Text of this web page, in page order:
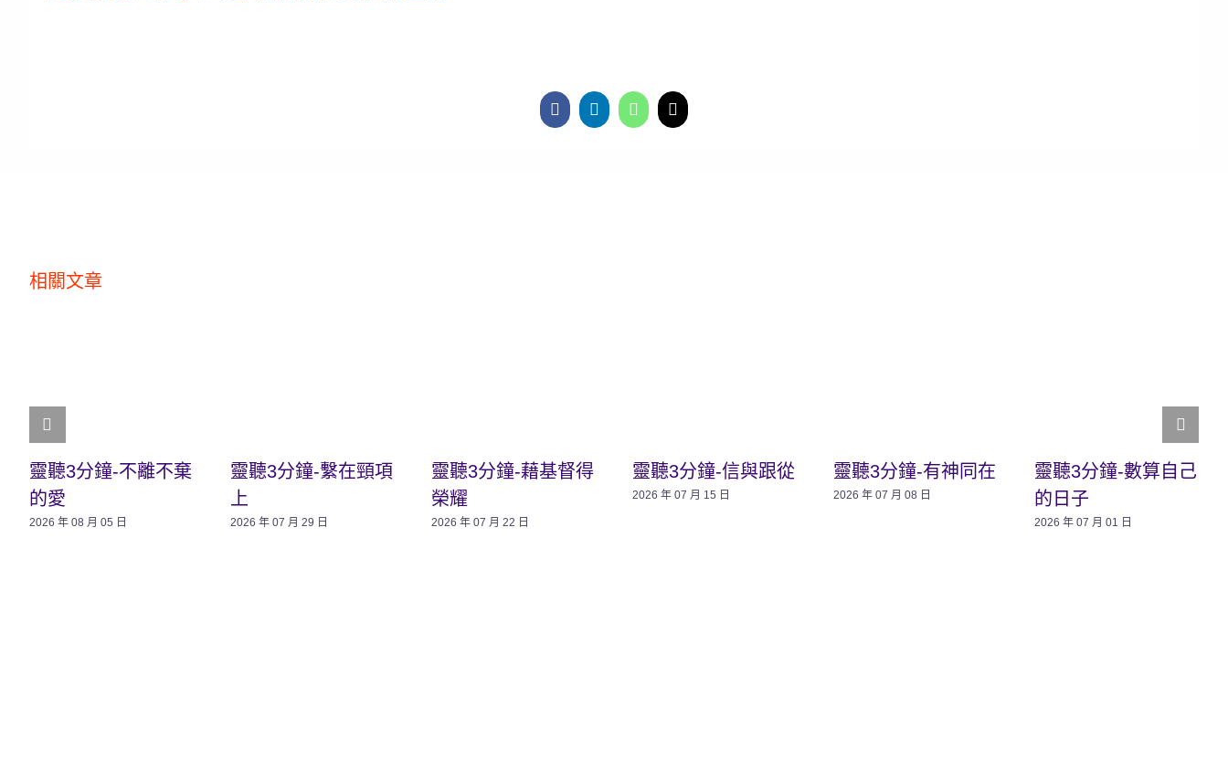
相關文章
靈聽3分鐘-不離不棄
的愛
2026 年 08 月 05 日
靈聽3分鐘-繫在頸項
上
2026 年 07 月 29 日
靈聽3分鐘-藉基督得
榮耀
2026 年 07 月 22 日
靈聽3分鐘-信與跟從
2026 年 07 月 15 日
靈聽3分鐘-有神同在
2026 年 07 月 08 日
靈聽3分鐘-數算自己
的日子
2026 年 07 月 01 日